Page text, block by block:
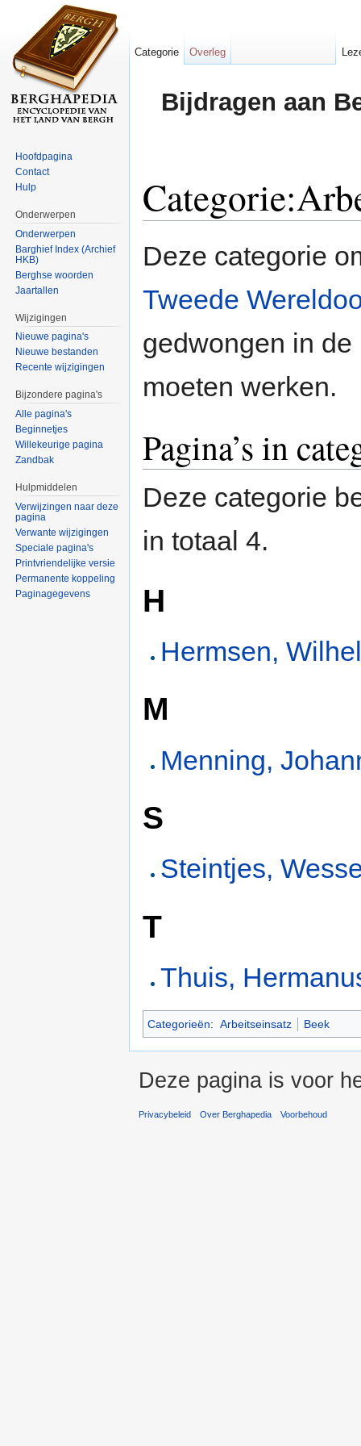
Bijdragen aan
Deze categorie
Tweede
gedwongen in de
moeten werken.
Pagina’s in
Deze categorie
in totaal 4.
H
Hermsen,
M
Menning,
S
Steintjes,
T
Thuis,
Categorieën: Arbeitseinsatz Beek
Categorie Overleg
Hoofdpagina
Contact
Hulp
Onderwerpen
Onderwerpen
Barghief Index (Archief
HKB)
Berghse woorden
Jaartallen
Wijzigingen
Nieuwe pagina's
Nieuwe bestanden
Recente wijzigingen
Bijzondere pagina's
Alle pagina's
Beginnetjes
Willekeurige pagina
Zandbak
Hulpmiddelen
Verwijzingen naar deze
pagina
Verwante wijzigingen
Speciale pagina's
Printvriendelijke versie
Permanente koppeling
Paginagegevens
Deze pagina is voor
Privacybeleid Over Berghapedia Voorbehoud